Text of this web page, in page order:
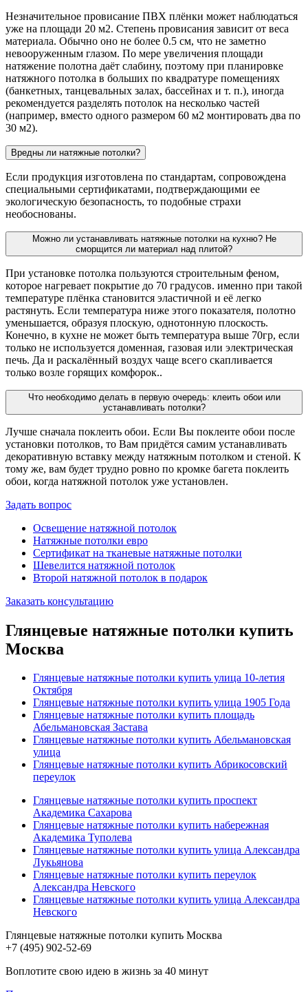
Незначительное провисание ПВХ плёнки может наблюдаться
уже на площади 20 м2. Степень провисания зависит от веса
материала. Обычно оно не более 0.5 см, что не заметно
невооруженным глазом. По мере увеличения площади
натяжение полотна даёт слабину, поэтому при планировке
натяжного потолка в больших по квадратуре помещениях
(банкетных, танцевальных залах, бассейнах и т. п.), иногда
рекомендуется разделять потолок на несколько частей
(например, вместо одного размером 60 м2 монтировать два по
30 м2).
Вредны ли натяжные потолки?
Если продукция изготовлена по стандартам, сопровождена
специальными сертификатами, подтверждающими ее
экологическую безопасность, то подобные страхи
необоснованы.
Можно ли устанавливать натяжные потолки на кухню? Не
сморщится ли материал над плитой?
При установке потолка пользуются строительным феном,
которое нагревает покрытие до 70 градусов. именно при такой
температуре плёнка становится эластичной и её легко
растянуть. Если температура ниже этого показателя, полотно
уменьшается, образуя плоскую, однотонную плоскость.
Конечно, в кухне не может быть температура выше 70гр, если
только не используется доменная, газовая или электрическая
печь. Да и раскалённый воздух чаще всего скапливается
только возле горящих комфорок..
Что необходимо делать в первую очередь: клеить обои или
устанавливать потолки?
Лучше сначала поклеить обои. Если Вы поклеите обои после
установки потолков, то Вам придётся самим устанавливать
декоративную вставку между натяжным потолком и стеной. К
тому же, вам будет трудно ровно по кромке багета поклеить
обои, когда натяжной потолок уже установлен.
Задать вопрос
Освещение натяжной потолок
Натяжные потолки евро
Сертификат на тканевые натяжные потолки
Шевелится натяжной потолок
Второй натяжной потолок в подарок
Заказать консультацию
Глянцевые натяжные потолки купить
Москва
Глянцевые натяжные потолки купить улица 10-летия
Октября
Глянцевые натяжные потолки купить улица 1905 Года
Глянцевые натяжные потолки купить площадь
Абельмановская Застава
Глянцевые натяжные потолки купить Абельмановская
улица
Глянцевые натяжные потолки купить Абрикосовский
переулок
Глянцевые натяжные потолки купить проспект
Академика Сахарова
Глянцевые натяжные потолки купить набережная
Академика Туполева
Глянцевые натяжные потолки купить улица Александра
Лукьянова
Глянцевые натяжные потолки купить переулок
Александра Невского
Глянцевые натяжные потолки купить улица Александра
Невского
Глянцевые натяжные потолки купить Москва
+7 (495) 902-52-69
Воплотите свою идею в жизнь за 40 минут